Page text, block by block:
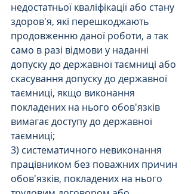
недостатньої кваліфікації або стану
здоров'я, які перешкоджають
продовженню даної роботи, а так
само в разі відмови у наданні
допуску до державної таємниці або
скасування допуску до державної
таємниці, якщо виконання
покладених на нього обов'язків
вимагає доступу до державної
таємниці;
3) систематичного невиконання
працівником без поважних причин
обов'язків, покладених на нього